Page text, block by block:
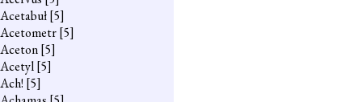
Acetabuł[5]
Acetometr[5]
Aceton[5]
Acetyl[5]
Ach! [5]